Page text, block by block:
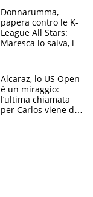
Brignone
Donnarumma,
papera contro le K-
League All Stars:
Maresca lo salva, i
Alcaraz, lo US Open
è un miraggio:
l’ultima chiamata
per Carlos viene da